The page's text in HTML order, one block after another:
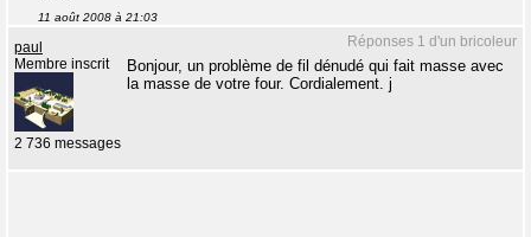
11 août 2008 à 21:03
Réponses 1 d'un bricoleur
paul
Membre inscrit
2 736 messages
Bonjour, un problème de fil dénudé qui fait masse avec
la masse de votre four. Cordialement. j